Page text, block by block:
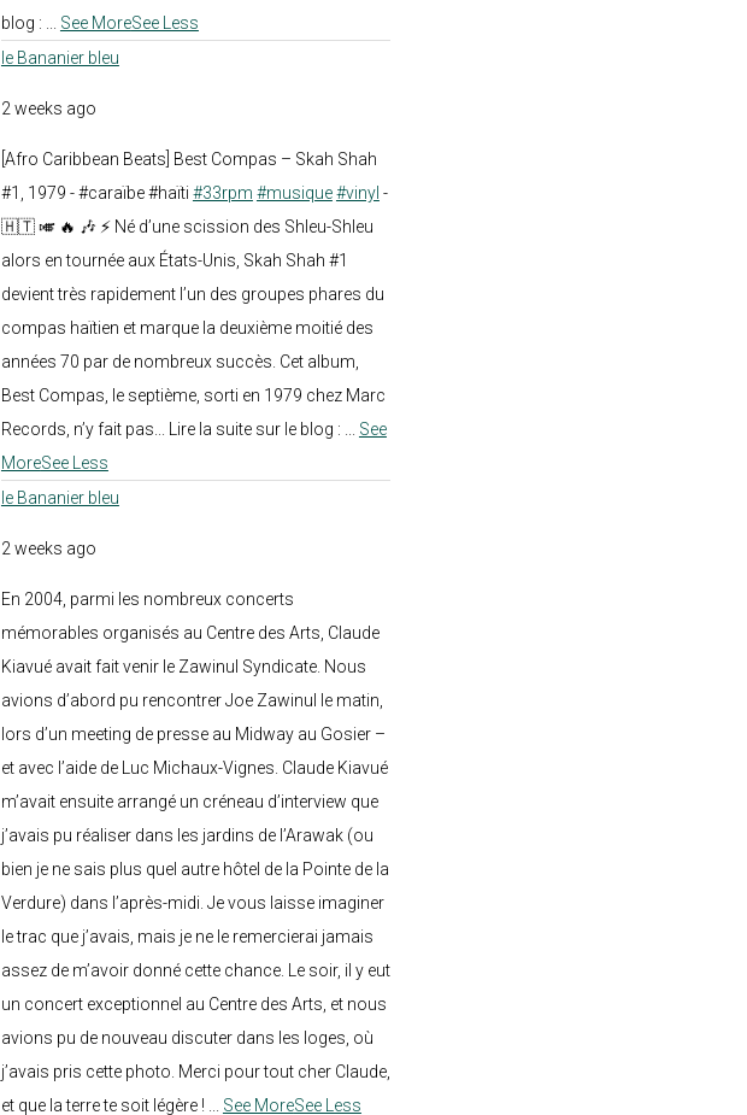
blog :
See MoreSee Less
le Bananier bleu
2 weeks ago
[Afro Caribbean Beats] Best Compas – Skah Shah
#1, 1979 - #caraïbe #haïti #33rpm #musique#vinyl -
🇭🇹 🎺 🔥 🎶 ⚡ Né d’une scission des Shleu-Shleu
alors en tournée aux États-Unis, Skah Shah #1
devient très rapidement l’un des groupes phares du
compas haïtien et marque la deuxième moitié des
années 70 par de nombreux succès. Cet album,
Best Compas, le septième, sorti en 1979 chez Marc
Records, n’y fait pas... Lire la suite sur le blog :
See
MoreSee Less
le Bananier bleu
2 weeks ago
En 2004, parmi les nombreux concerts
mémorables organisés au Centre des Arts, Claude
Kiavué avait fait venir le Zawinul Syndicate. Nous
avions d’abord pu rencontrer Joe Zawinul le matin,
lors d’un meeting de presse au Midway au Gosier –
et avec l’aide de Luc Michaux-Vignes. Claude Kiavué
m’avait ensuite arrangé un créneau d’interview que
j’avais pu réaliser dans les jardins de l’Arawak (ou
bien je ne sais plus quel autre hôtel de la Pointe de la
Verdure) dans l’après-midi. Je vous laisse imaginer
le trac que j’avais, mais je ne le remercierai jamais
assez de m’avoir donné cette chance. Le soir, il y eut
un concert exceptionnel au Centre des Arts, et nous
avions pu de nouveau discuter dans les loges, où
j’avais pris cette photo. Merci pour tout cher Claude,
et que la terre te soit légère !
See MoreSee Less